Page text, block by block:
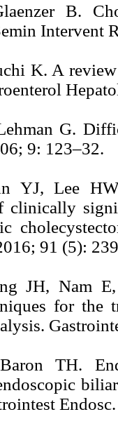
B.
K. A
G.
9: 123–32.
YJ, Lee
clinically
91 (5):
JH, Nam
for the
TH.